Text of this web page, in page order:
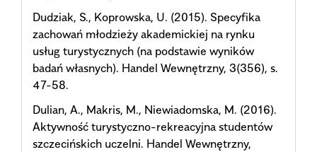
Dudziak, S., Koprowska, U. (2015). Specyfika
zachowań młodzieży akademickiej na rynku
usług turystycznych (na podstawie wyników
badań własnych). Handel Wewnętrzny, 3(356), s.
47-58.
Dulian, A., Makris, M., Niewiadomska, M. (2016).
Aktywność turystyczno-rekreacyjna studentów
szczecińskich uczelni. Handel Wewnętrzny,